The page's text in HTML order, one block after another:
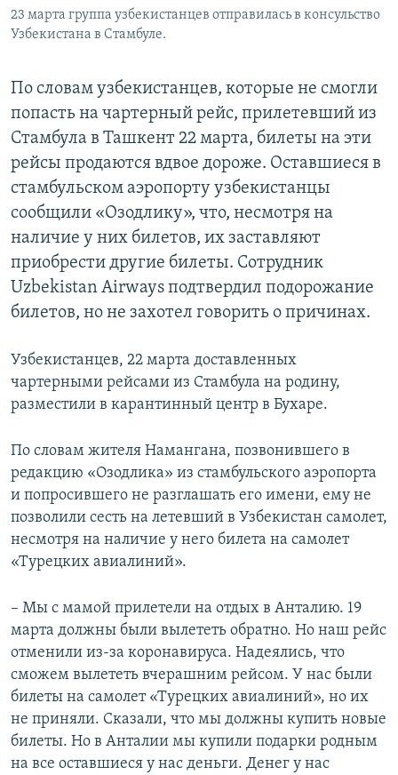
23 марта группа узбекистанцев отправилась в консульство
Узбекистана в Стамбуле.
По словам узбекистанцев, которые не смогли
попасть на чартерный рейс, прилетевший из
Стамбула в Ташкент 22 марта, билеты на эти
рейсы продаются вдвое дороже. Оставшиеся в
стамбульском аэропорту узбекистанцы
сообщили «Озодлику», что, несмотря на
наличие у них билетов, их заставляют
приобрести другие билеты. Сотрудник
Uzbekistan Airways подтвердил подорожание
билетов, но не захотел говорить о причинах.
Узбекистанцев, 22 марта доставленных
чартерными рейсами из Стамбула на родину,
разместили в карантинный центр в Бухаре.
По словам жителя Намангана, позвонившего в
редакцию «Озодлика» из стамбульского аэропорта
и попросившего не разглашать его имени, ему не
позволили сесть на летевший в Узбекистан самолет,
несмотря на наличие у него билета на самолет
«Турецких авиалиний».
– Мы с мамой прилетели на отдых в Анталию. 19
марта должны были вылететь обратно. Но наш рейс
отменили из-за коронавируса. Надеялись, что
сможем вылететь вчерашним рейсом. У нас были
билеты на самолет «Турецких авиалиний», но их
не приняли. Сказали, что мы должны купить новые
билеты. Но в Анталии мы купили подарки родным
на все оставшиеся у нас деньги. Денег у нас